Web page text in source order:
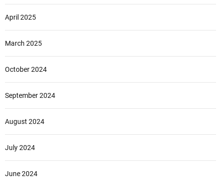
April 2025
March 2025
October 2024
September 2024
August 2024
July 2024
June 2024